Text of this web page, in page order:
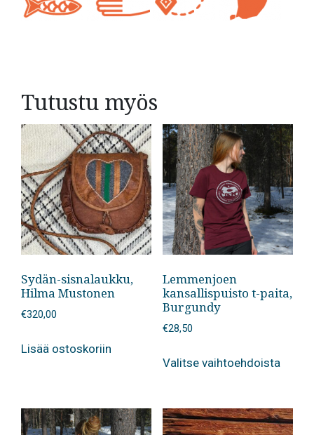
Tutustu myös
Sydän-sisnalaukku,
Hilma Mustonen
€320,00
Lisää ostoskoriin
Lemmenjoen
kansallispuisto t-paita,
Burgundy
€28,50
Valitse vaihtoehdoista